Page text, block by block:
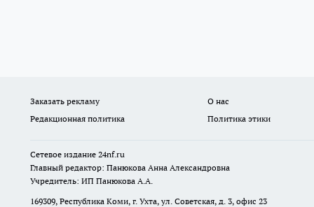
Заказать рекламу О нас
Редакционная политика
Политика этики
Сетевое издание 24nf.ru
Главный редактор: Панюкова Анна Александровна
Учредитель: ИП Панюкова А.А.
169309, Республика Коми, г. Ухта, ул. Советская, д. 3, офис 23